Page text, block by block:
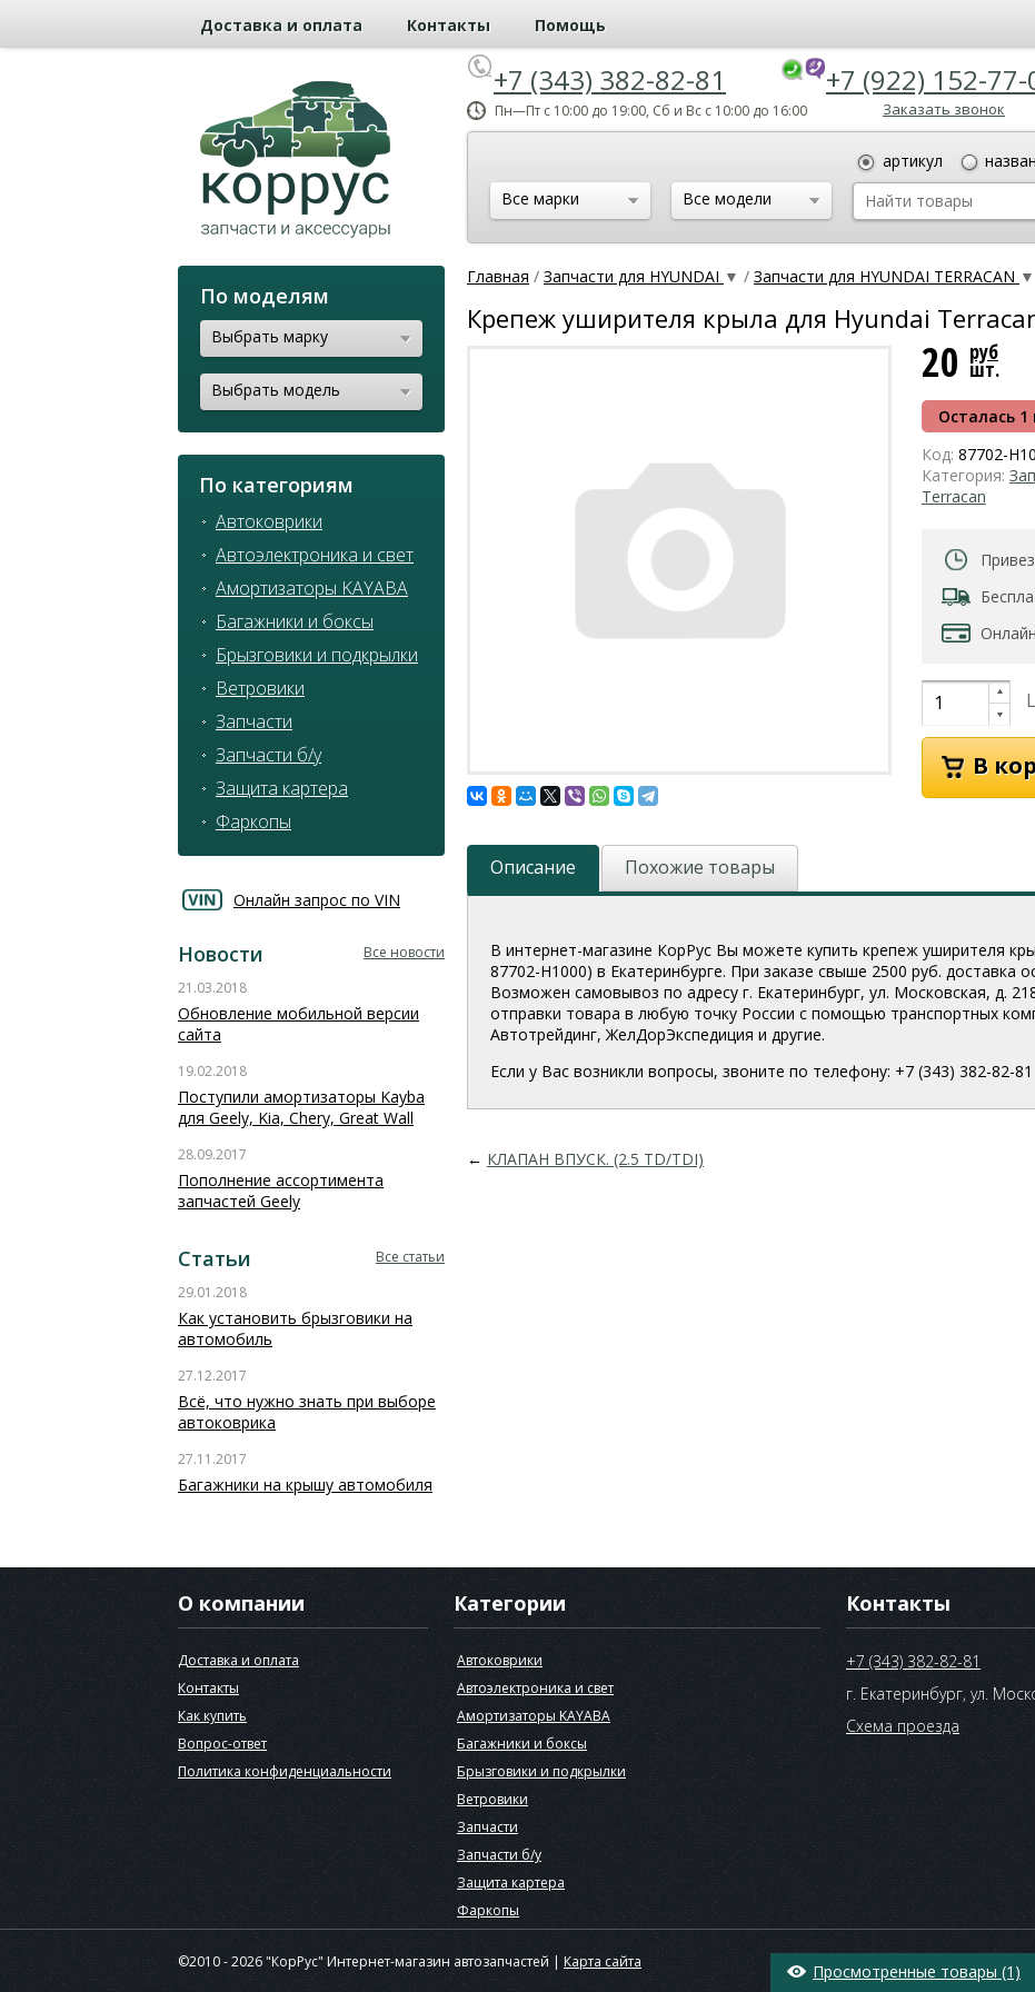
Доставка и оплата Контакты Помощь
+7 (343) 382-82-81 +7 (922) 152-77-
Пн—Пт с 10:00 до 19:00, Сб и Вс с 10:00 до 16:00 Заказать звонок
Все марки Все модели
артикул
По моделям
Выбрать марку
Выбрать модель
По категориям
Автоковрики
Автоэлектроника и свет
Амортизаторы KAYABA
Багажники и боксы
Брызговики и подкрылки
Ветровики
Запчасти
Запчасти б/у
Защита картера
Фаркопы
Онлайн запрос по VIN
Новости
Все новости
21.03.2018
Обновление мобильной версии
сайта
19.02.2018
Поступили амортизаторы Kayba
для Geely, Kia, Chery, Great Wall
28.09.2017
Пополнение ассортимента
запчастей Geely
Статьи
Все статьи
29.01.2018
Как установить брызговики на
автомобиль
27.12.2017
Всё, что нужно знать при выборе
автоковрика
27.11.2017
Багажники на крышу автомобиля
Главная / Запчасти для HYUNDAI ▼ / Запчасти для HYUNDAI TERRACAN ▼
Крепеж уширителя крыла для Hyundai
20 руб
шт.
Осталась
Код: 87702-
Категория:
Terracan
Описание Похожие товары
В интернет-магазине КорРус Вы можете купить крепеж уширителя
87702-H1000) в Екатеринбурге. При заказе свыше 2500 руб. доставка
Возможен самовывоз по адресу г. Екатеринбург, ул. Московская, д.
отправки товара в любую точку России с помощью транспортных
Автотрейдинг, ЖелДорЭкспедиция и другие.
Если у Вас возникли вопросы, звоните по телефону: +7 (343) 382-82-81
← КЛАПАН ВПУСК. (2.5 TD/TDI)
О компании
Доставка и оплата
Контакты
Как купить
Вопрос-ответ
Политика конфиденциальности
Категории
Автоковрики
Автоэлектроника и свет
Амортизаторы KAYABA
Багажники и боксы
Брызговики и подкрылки
Ветровики
Запчасти
Запчасти б/у
Защита картера
Фаркопы
Контакты
+7 (343) 382-82-81
г. Екатеринбург, ул.
Схема проезда
©2010 - 2026 "КорРус" Интернет-магазин автозапчастей | Карта сайта Просмотренные товары (1)